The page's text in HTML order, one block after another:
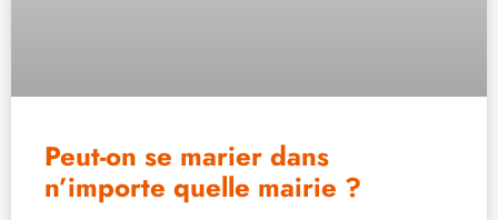
Peut-on se marier dans
n’importe quelle mairie ?